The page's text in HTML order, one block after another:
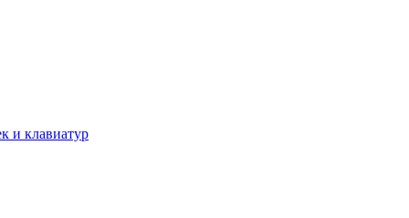
и клавиатур